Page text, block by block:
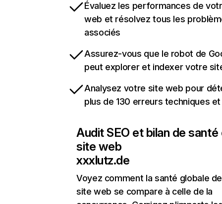
Évaluez les performances de
web et résolvez tous les
associés
Assurez-vous que le robot de
peut explorer et indexer votre
Analysez votre site web pour
plus de 130 erreurs techniques et
Audit SEO et bilan de santé
site web
xxxlutz.de
Voyez comment la santé globale
site web se compare à celle de la